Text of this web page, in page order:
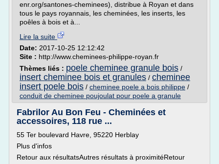
enr.org/santones-cheminees), distribue à Royan et dans
tous le pays royannais, les cheminées, les inserts, les
poêles à bois et à...
Lire la suite
Date: 2017-10-25 12:12:42
Site : http://www.cheminees-philippe-royan.fr
Thèmes liés : poele cheminee granule bois /
insert cheminee bois et granules / cheminee
insert poele bois / cheminee poele a bois philippe /
conduit de cheminee poujoulat pour poele a granule
Fabrilor Au Bon Feu - Cheminées et
accessoires, 118 rue ...
55 Ter boulevard Havre, 95220 Herblay
Plus d'infos
Retour aux résultatsAutres résultats à proximitéRetour